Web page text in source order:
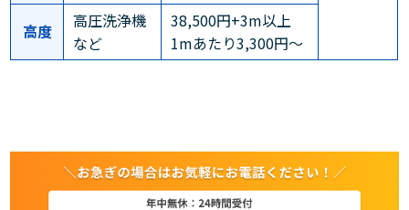
高度
高圧洗浄機
など
38,500円+3m以上
1mあたり3,300円～